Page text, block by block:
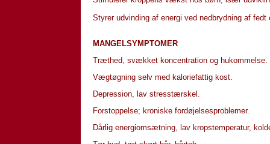
Styrer udvinding af energi ved nedbrydning af
MANGELSYMPTOMER
Træthed, svækket koncentration og hukommelse.
Vægtøgning selv med kaloriefattig kost.
Depression, lav stresstærskel.
Forstoppelse; kroniske fordøjelsesproblemer.
Dårlig energiomsætning, lav kropstemperatur,